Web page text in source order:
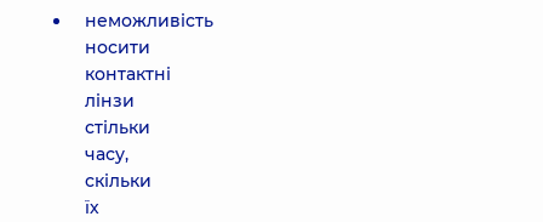
неможливість
носити
контактні
лінзи
стільки
часу,
скільки
їх